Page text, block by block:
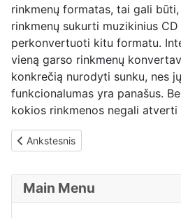
Main Menu
rinkmenų formatas, tai gali
rinkmenų sukurti muzikinius
perkonvertuoti kitu formatu.
vieną garso rinkmenų
konkrečią nurodyti sunku, nes
funkcionalumas yra panašus.
kokios rinkmenos negali atverti
Previous article: Kaip pasiekti tinklo
Ankstesnis